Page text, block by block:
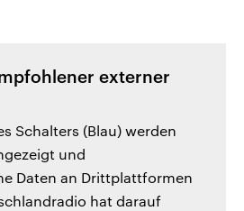
externer
Schalters (Blau) werden
und
Daten an Drittplattformen
hat darauf